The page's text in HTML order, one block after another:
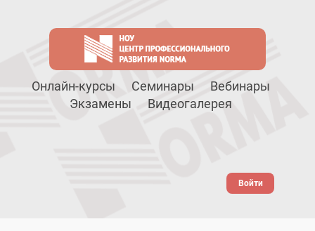
Онлайн-курсы Семинары
Вебинары
Экзамены
Видеогалерея
Войти